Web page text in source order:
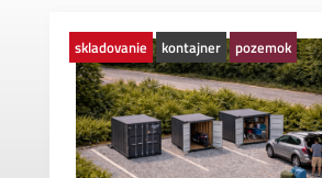
skladovanie kontajner pozemok